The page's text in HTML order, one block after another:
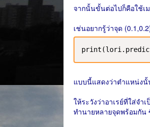
จากนั้นขั้นต่อไปก็คือใช้เ
เช่นอยากรู้ว่าจุด
แบบนี้แสดงว่าตำแหน่งนั้
ให้ระวังว่าอาเรย์ที่ใส่จำ
ทำนายหลายจุดพร้อมกัน